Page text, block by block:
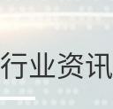
行业资讯